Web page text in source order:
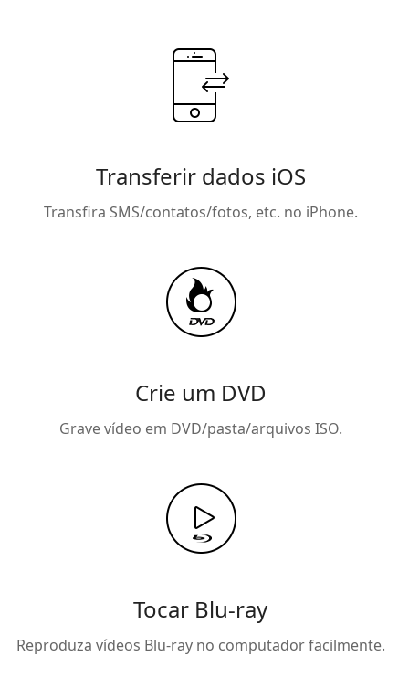
Transferir dados iOS
Transfira SMS/contatos/fotos, etc. no iPhone.
Crie um DVD
Grave vídeo em DVD/pasta/arquivos ISO.
Tocar Blu-ray
Reproduza vídeos Blu-ray no computador facilmente.